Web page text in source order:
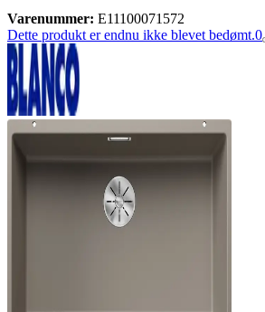
Varenummer: E11100071572
Dette produkt er endnu ikke blevet bedømt.0